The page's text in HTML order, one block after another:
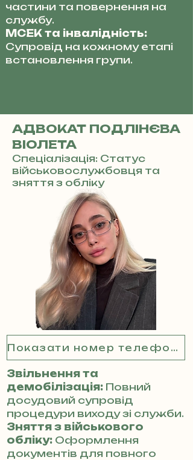
частини та повернення на
службу.
МСЕК та інвалідність:
Супровід на кожному етапі
встановлення групи.
АДВОКАТ ПОДЛІНЄВА
ВІОЛЕТА
Спеціалізація: Статус
військовослужбовця та
зняття з обліку
Показати номер телефону
Звільнення та
демобілізація: Повний
досудовий супровід
процедури виходу зі служби.
Зняття з військового
обліку: Оформлення
документів для повного